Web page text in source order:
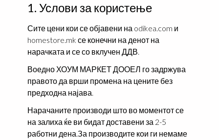
1. Услови за користење
Сите цени кои се објавени на odikea.com и
homestore.mk се конечни на денот на
нарачката и се со вклучен ДДВ.
Воедно ХОУМ МАРКЕТ ДООЕЛ го задржува
правото да врши промена на цените без
предходна најава.
Нарачаните производи што во моментот се
на залиха ќе ви бидат доставени за 2-5
работни дена.За производите кои ги немаме